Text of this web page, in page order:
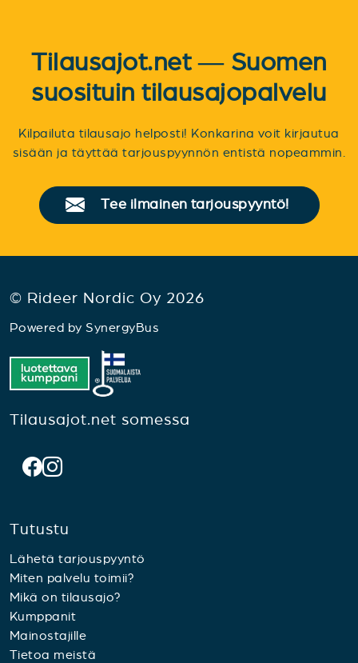
Tilausajot.net — Suomen
suosituin tilausajopalvelu
Kilpailuta tilausajo helposti! Konkarina voit kirjautua
sisään ja täyttää tarjouspyynnön entistä nopeammin.
Tee ilmainen tarjouspyyntö!
© Rideer Nordic Oy 2026
Powered by SynergyBus
Tilausajot.net somessa
Tutustu
Lähetä tarjouspyyntö
Miten palvelu toimii?
Mikä on tilausajo?
Kumppanit
Mainostajille
Tietoa meistä